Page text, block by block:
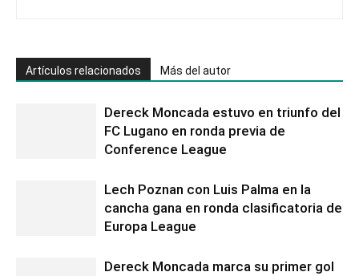
Artículos relacionados Más del autor
Dereck Moncada estuvo en triunfo del
FC Lugano en ronda previa de
Conference League
Lech Poznan con Luis Palma en la
cancha gana en ronda clasificatoria de
Europa League
Dereck Moncada marca su primer gol